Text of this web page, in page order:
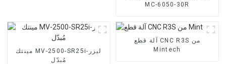
MC-6050-30R
مينتك MV-2500-SR25i-ليزر
مُبدّل
آلة قطع CNC R3S من
Mintech